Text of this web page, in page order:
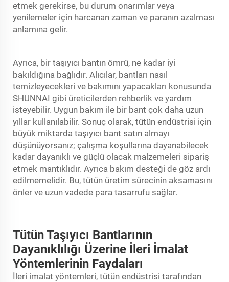
etmek gerekirse, bu durum onarımlar veya
yenilemeler için harcanan zaman ve paranın azalması
anlamına gelir.
Ayrıca, bir taşıyıcı bantın ömrü, ne kadar iyi
bakıldığına bağlıdır. Alıcılar, bantları nasıl
temizleyecekleri ve bakımını yapacakları konusunda
SHUNNAI gibi üreticilerden rehberlik ve yardım
isteyebilir. Uygun bakım ile bir bant çok daha uzun
yıllar kullanılabilir. Sonuç olarak, tütün endüstrisi için
büyük miktarda taşıyıcı bant satın almayı
düşünüyorsanız; çalışma koşullarına dayanabilecek
kadar dayanıklı ve güçlü olacak malzemeleri sipariş
etmek mantıklıdır. Ayrıca bakım desteği de göz ardı
edilmemelidir. Bu, tütün üretim sürecinin aksamasını
önler ve uzun vadede para tasarrufu sağlar.
Tütün Taşıyıcı Bantlarının
Dayanıklılığı Üzerine İleri İmalat
Yöntemlerinin Faydaları
İleri imalat yöntemleri, tütün endüstrisi tarafından